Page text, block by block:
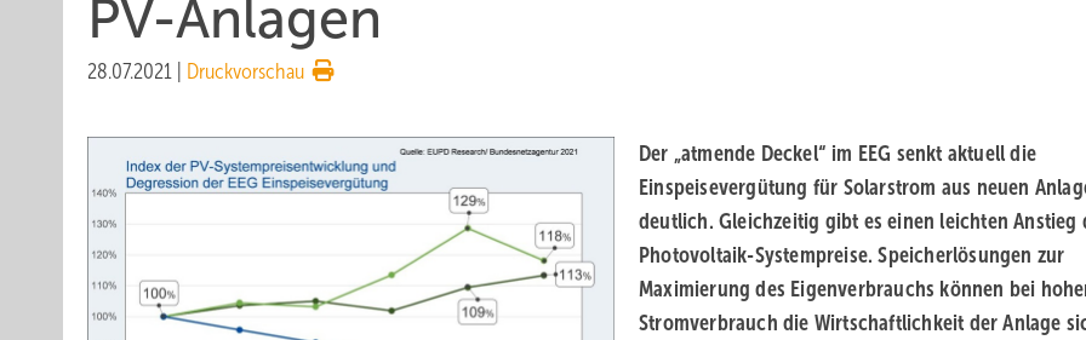
PV-Anlagen
28.07.2021 Druckvorschau
Der „atmende Deckel“ im EEG senkt aktuell die
Einspeisevergütung für Solarstrom aus neuen
deutlich. Gleichzeitig gibt es einen leichten Anstieg
Photovoltaik-Systempreise. Speicherlösungen zur
Maximierung des Eigenverbrauchs können bei
Stromverbrauch die Wirtschaftlichkeit der Anlage